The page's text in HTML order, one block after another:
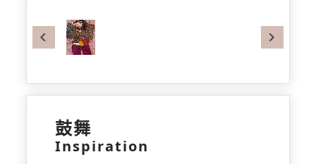
Previous
鼓舞
Inspiration